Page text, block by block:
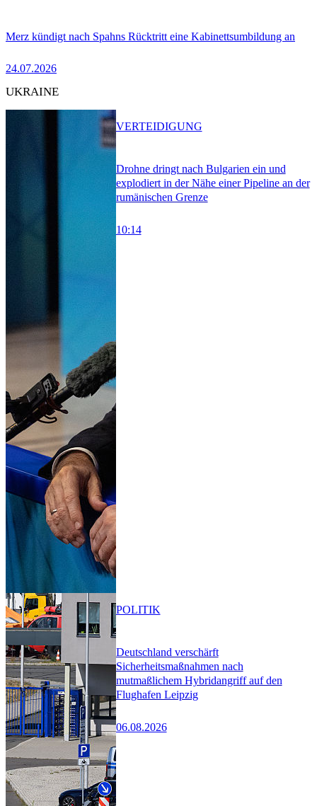
Merz kündigt nach Spahns Rücktritt eine Kabinettsumbildung an
24.07.2026
UKRAINE
Drohne dringt nach Bulgarien ein und
explodiert in der Nähe einer Pipeline an der
rumänischen Grenze
10:14
VERTEIDIGUNG
Deutschland verschärft
Sicherheitsmaßnahmen nach
mutmaßlichem Hybridangriff auf den
Flughafen Leipzig
06.08.2026
POLITIK